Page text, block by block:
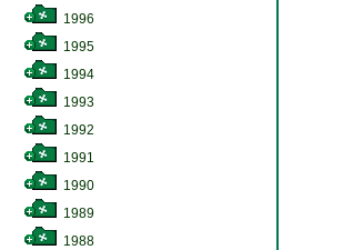
1996
1995
1994
1993
1992
1991
1990
1989
1988